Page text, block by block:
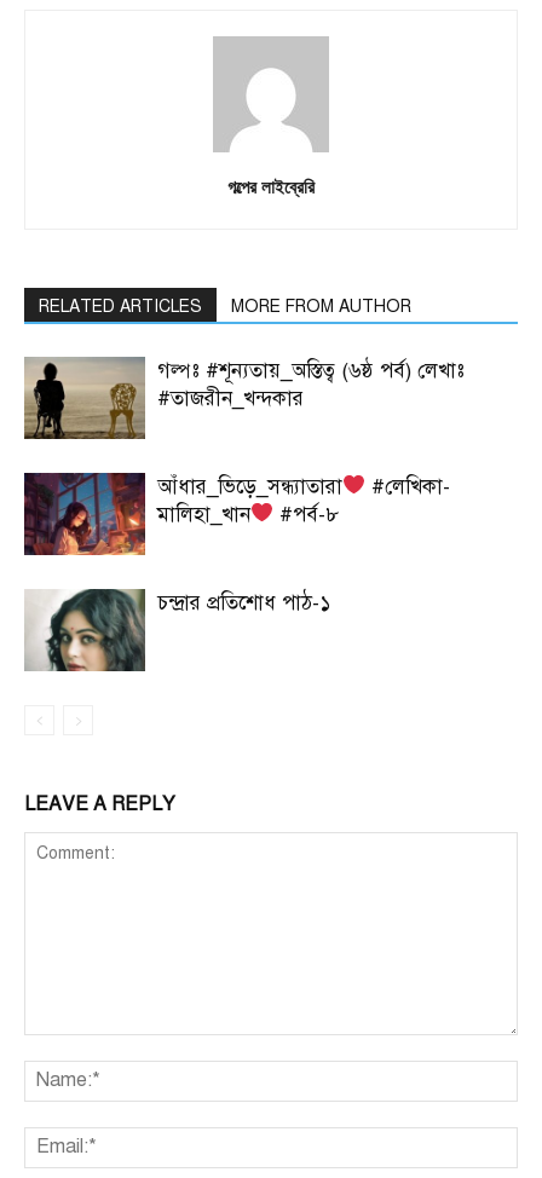
গল্পের লাইব্রেরি
RELATED ARTICLES MORE FROM AUTHOR
গল্পঃ #শূন্যতায়_অস্তিত্ব (৬ষ্ঠ পর্ব) লেখাঃ
#তাজরীন_খন্দকার
আঁধার_ভিড়ে_সন্ধ্যাতারা
#লেখিকা-
মালিহা_খান
#পর্ব-৮
চন্দ্রার প্রতিশোধ পাঠ-১
LEAVE A REPLY